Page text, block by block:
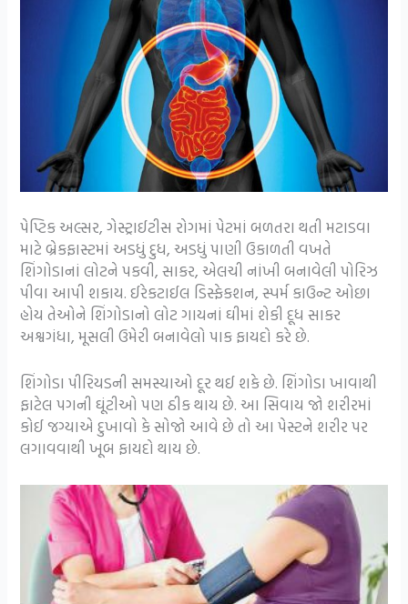
પેપ્ટિક અલ્સર, ગેસ્ટ્રાઈટીસ રોગમાં પેટમાં બળતરા થતી મટાડવા
માટે બ્રેકફાસ્ટમાં અડધું દુધ, અડધું પાણી ઉકાળતી વખતે
શિંગોડાનાં લોટને પકવી, સાકર, એલચી નાંખી બનાવેલી પોરિઝ
પીવા આપી શકાય. ઈરેકટાઈલ ડિસ્ફેકશન, સ્પર્મ કાઉન્ટ ઓછા
હોય તેઓને શિંગોડાનો લોટ ગાયનાં ઘીમાં શેકી દૂધ સાકર
અશ્વગંધા, મૂસલી ઉમેરી બનાવેલો પાક ફાયદો કરે છે.
શિંગોડા પીરિયડની સમસ્યાઓ દૂર થઈ શકે છે. શિંગોડા ખાવાથી
ફાટેલ પગની ઘૂંટીઓ પણ ઠીક થાય છે. આ સિવાય જો શરીરમાં
કોઈ જગ્યાએ દુખાવો કે સોજો આવે છે તો આ પેસ્ટને શરીર પર
લગાવવાથી ખૂબ ફાયદો થાય છે.